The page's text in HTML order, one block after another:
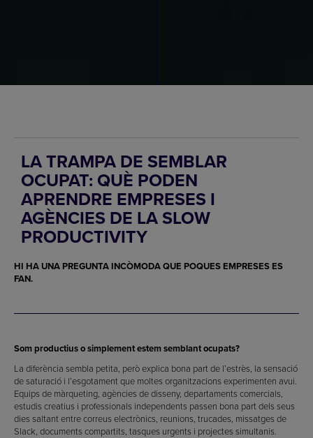
LA TRAMPA DE SEMBLAR
OCUPAT: QUÈ PODEN
APRENDRE EMPRESES I
AGÈNCIES DE LA SLOW
PRODUCTIVITY
HI HA UNA PREGUNTA INCÒMODA QUE POQUES EMPRESES ES
FAN.
Som productius o simplement estem semblant ocupats?
La diferència sembla petita, però explica bona part de l’estrès, la sensació
de saturació i l’esgotament que moltes organitzacions experimenten avui.
Equips de màrqueting, agències de disseny, departaments comercials,
estudis creatius i professionals independents passen bona part dels seus
dies saltant entre correus electrònics, reunions, trucades, missatges de
Slack, documents compartits, tasques urgents i projectes simultanis.